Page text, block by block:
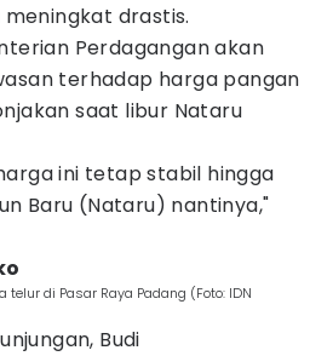
drastis.
Perdagangan akan
terhadap harga pangan
saat libur Nataru
ini tetap stabil hingga
Baru (Nataru) nantinya,"
telur di Pasar Raya Padang (Foto: IDN
Budi